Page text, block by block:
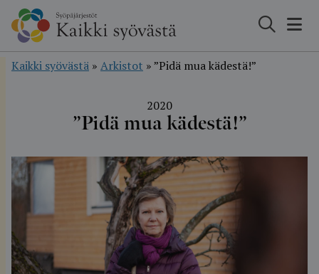
Hyppää
sisältöön
Kaikki syövästä » Arkistot »”Pidä mua kädestä!”
2020
”Pidä mua kädestä!”